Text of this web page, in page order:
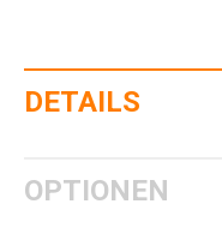
DETAILS
OPTIONEN